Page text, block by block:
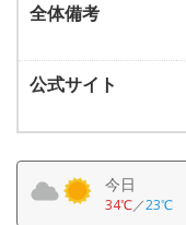
全体備考
公式サイト
今日
34℃／23℃